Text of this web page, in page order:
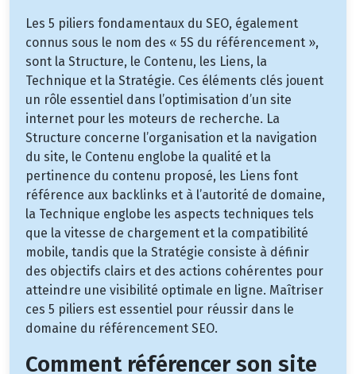
Les 5 piliers fondamentaux du SEO, également
connus sous le nom des « 5S du référencement »,
sont la Structure, le Contenu, les Liens, la
Technique et la Stratégie. Ces éléments clés jouent
un rôle essentiel dans l’optimisation d’un site
internet pour les moteurs de recherche. La
Structure concerne l’organisation et la navigation
du site, le Contenu englobe la qualité et la
pertinence du contenu proposé, les Liens font
référence aux backlinks et à l’autorité de domaine,
la Technique englobe les aspects techniques tels
que la vitesse de chargement et la compatibilité
mobile, tandis que la Stratégie consiste à définir
des objectifs clairs et des actions cohérentes pour
atteindre une visibilité optimale en ligne. Maîtriser
ces 5 piliers est essentiel pour réussir dans le
domaine du référencement SEO.
Comment référencer son site